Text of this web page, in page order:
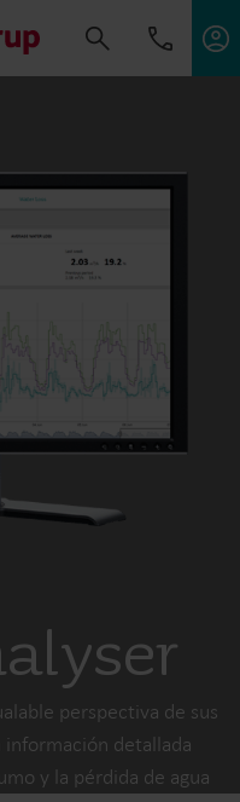
perspectiva de sus
detallada
y la pérdida de agua